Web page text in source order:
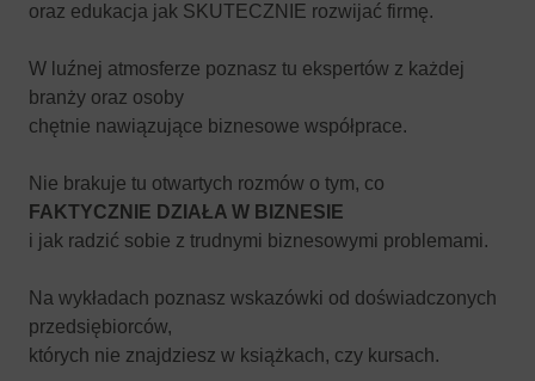
oraz edukacja jak SKUTECZNIE rozwijać firmę.
W luźnej atmosferze poznasz tu ekspertów z każdej
branży oraz osoby
chętnie nawiązujące biznesowe współprace.
Nie brakuje tu otwartych rozmów o tym, co
FAKTYCZNIE DZIAŁA W BIZNESIE
i jak radzić sobie z trudnymi biznesowymi problemami.
Na wykładach poznasz wskazówki od doświadczonych
przedsiębiorców,
których nie znajdziesz w książkach, czy kursach.